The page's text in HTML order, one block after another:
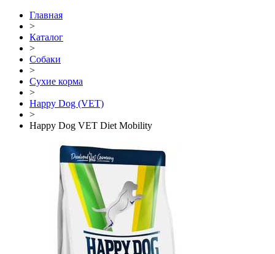
Главная
>
Каталог
>
Собаки
>
Сухие корма
>
Happy Dog (VET)
>
Happy Dog VET Diet Mobility